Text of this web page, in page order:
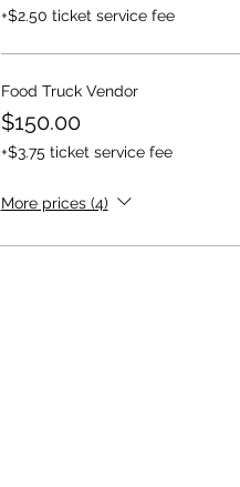
+$2.50 ticket service fee
Food Truck Vendor
$150.00
+$3.75 ticket service fee
More prices (4)